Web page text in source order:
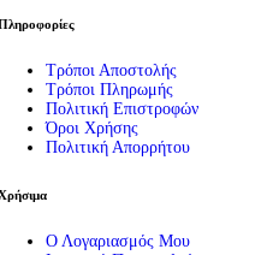
Τρόποι Αποστολής
Τρόποι Πληρωμής
Πολιτική Επιστροφών
Όροι Χρήσης
Πολιτική Απορρήτου
Ο Λογαριασμός Μου